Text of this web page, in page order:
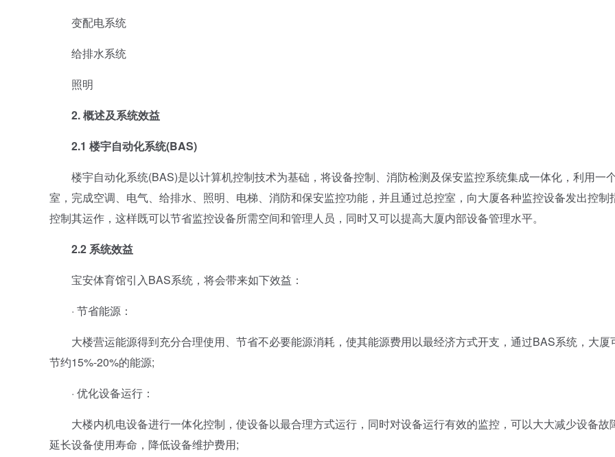
变配电系统
给排水系统
照明
2. 概述及系统效益
2.1 楼宇自动化系统(BAS)
楼宇自动化系统(BAS)是以计算机控制技术为基础，将设备控制、消防检测及保安监控系统集成一体化，利用一
室，完成空调、电气、给排水、照明、电梯、消防和保安监控功能，并且通过总控室，向大厦各种监控设备发出控制
控制其运作，这样既可以节省监控设备所需空间和管理人员，同时又可以提高大厦内部设备管理水平。
2.2 系统效益
宝安体育馆引入BAS系统，将会带来如下效益：
· 节省能源：
大楼营运能源得到充分合理使用、节省不必要能源消耗，使其能源费用以最经济方式开支，通过BAS系统，大厦
节约15%-20%的能源;
· 优化设备运行：
大楼内机电设备进行一体化控制，使设备以最合理方式运行，同时对设备运行有效的监控，可以大大减少设备故
延长设备使用寿命，降低设备维护费用;